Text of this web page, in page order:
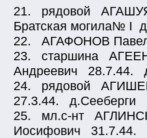
21. рядовой
Братская могила№ I
22. АГАФОНОВ Павел
23. старшина
Андреевич 28.7.44.
24. рядовой
27.3.44. д.Сееберги
25. мл.с-нт
Иосифович 31.7.44.